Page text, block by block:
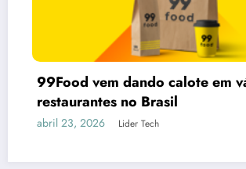
dando calote em vários
no Brasil
Lider Tech